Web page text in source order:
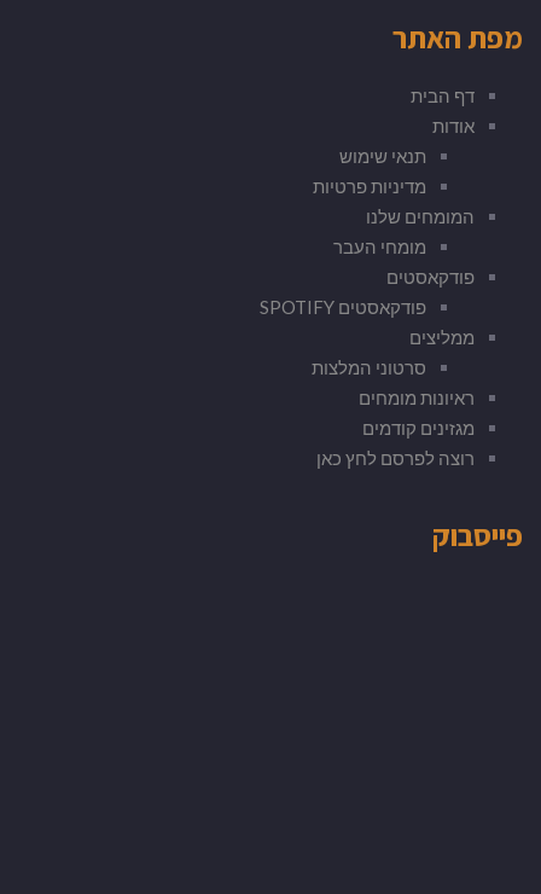
מפת האתר
דף הבית
אודות
תנאי שימוש
מדיניות פרטיות
המומחים שלנו
מומחי העבר
פודקאסטים
פודקאסטים SPOTIFY
ממליצים
סרטוני המלצות
ראיונות מומחים
מגזינים קודמים
רוצה לפרסם לחץ כאן
פייסבוק